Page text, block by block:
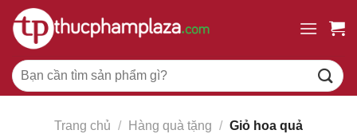
Chuyển
đến
dung
Tìm
kiếm:
Trang chủ / Hàng quà tặng / Giỏ hoa quả